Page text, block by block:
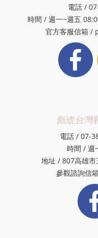
電話 /
時間 / 週一~週五
官方客服信箱 /
彪琥台灣
電話 / 07-
時間 / 週
地址 / 807高雄
參觀諮詢信